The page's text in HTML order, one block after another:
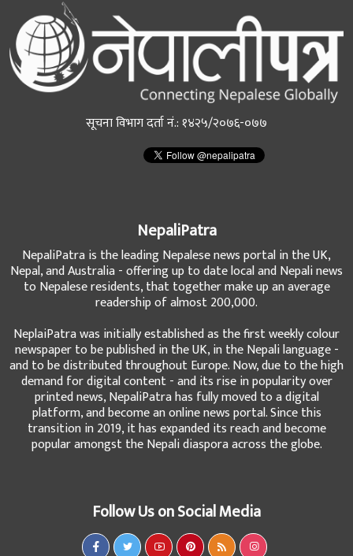
सूचना विभाग दर्ता नं.: १४२५/२०७६-०७७
NepaliPatra
NepaliPatra is the leading Nepalese news portal in the UK,
Nepal, and Australia - offering up to date local and Nepali news
to Nepalese residents, that together make up an average
readership of almost 200,000.
NeplaiPatra was initially established as the first weekly colour
newspaper to be published in the UK, in the Nepali language -
and to be distributed throughout Europe. Now, due to the high
demand for digital content - and its rise in popularity over
printed news, NepaliPatra has fully moved to a digital
platform, and become an online news portal. Since this
transition in 2019, it has expanded its reach and become
popular amongst the Nepali diaspora across the globe.
Follow Us on Social Media